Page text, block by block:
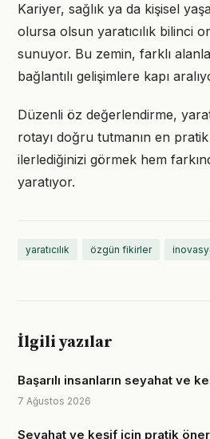
Kariyer, sağlık ya da kişisel
olursa olsun yaratıcılık bilinci
sunuyor. Bu zemin, farklı
bağlantılı gelişimlere kapı
Düzenli öz değerlendirme,
rotayı doğru tutmanın en
ilerlediğinizi görmek hem
yaratıyor.
yaratıcılık özgün fikirler
İlgili yazılar
Başarılı insanların seyahat ve
7 Ağustos 2026
Seyahat ve keşif için pratik